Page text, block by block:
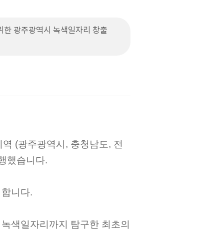
광주광역시 녹색일자리 창출
(광주광역시, 충청남도, 전
했습니다.
니다.
색일자리까지 탐구한 최초의